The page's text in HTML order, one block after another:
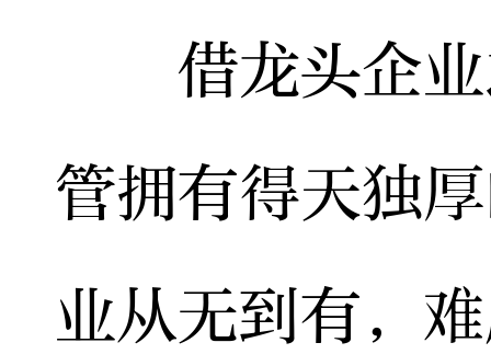
借龙头企业
管拥有得天独
业从无到有，